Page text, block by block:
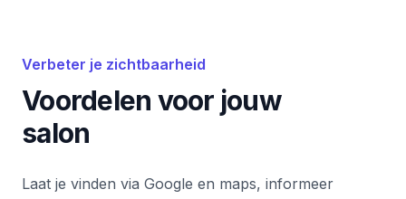
Verbeter je zichtbaarheid
Voordelen voor jouw
salon
Laat je vinden via Google en maps, informeer